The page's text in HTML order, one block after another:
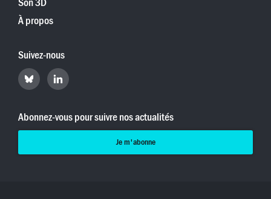
Son 3D
À propos
Suivez-nous
Retrouvez
Hyperradio
Bluesky
Retrouvez
Hyperradio
LinkedIn
Abonnez-vous pour suivre nos actualités
Je m'abonne